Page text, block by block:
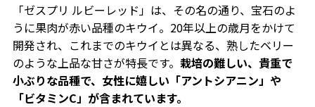
「ゼスプリ ルビーレッド」は、その名の通り、宝石のよ
うに果肉が赤い品種のキウイ。20年以上の歳月をかけて
開発され、これまでのキウイとは異なる、熟したベリー
のような上品な甘さが特長です。 栽培の難しい、貴重で
小ぶりな品種で、女性に嬉しい「アントシアニン」や
「ビタミンC」が含まれています。